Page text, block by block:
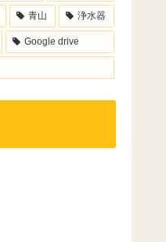
青山 浄水器
Google drive